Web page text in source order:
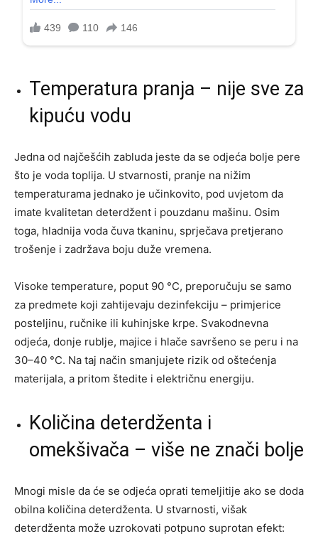
Temperatura pranja – nije sve za
kipuću vodu
Jedna od najčešćih zabluda jeste da se odjeća bolje pere
što je voda toplija. U stvarnosti, pranje na nižim
temperaturama jednako je učinkovito, pod uvjetom da
imate kvalitetan deterdžent i pouzdanu mašinu. Osim
toga, hladnija voda čuva tkaninu, sprječava pretjerano
trošenje i zadržava boju duže vremena.
Visoke temperature, poput 90 °C, preporučuju se samo
za predmete koji zahtijevaju dezinfekciju – primjerice
posteljinu, ručnike ili kuhinjske krpe. Svakodnevna
odjeća, donje rublje, majice i hlače savršeno se peru i na
30–40 °C. Na taj način smanjujete rizik od oštećenja
materijala, a pritom štedite i električnu energiju.
Količina deterdženta i
omekšivača – više ne znači bolje
Mnogi misle da će se odjeća oprati temeljitije ako se doda
obilna količina deterdženta. U stvarnosti, višak
deterdženta može uzrokovati potpuno suprotan efekt: